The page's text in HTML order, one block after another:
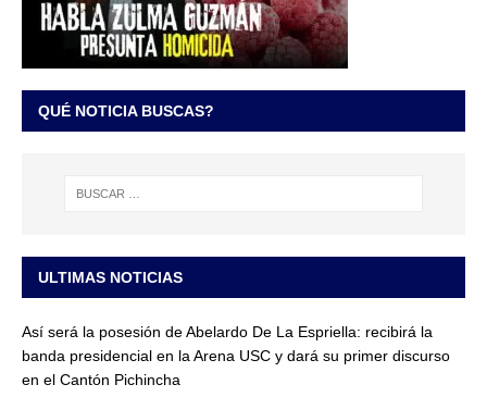
QUÉ NOTICIA BUSCAS?
ULTIMAS NOTICIAS
Así será la posesión de Abelardo De La Espriella: recibirá la
banda presidencial en la Arena USC y dará su primer discurso
en el Cantón Pichincha